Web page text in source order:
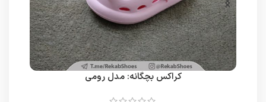
کراکس بچگانه: مدل رومی